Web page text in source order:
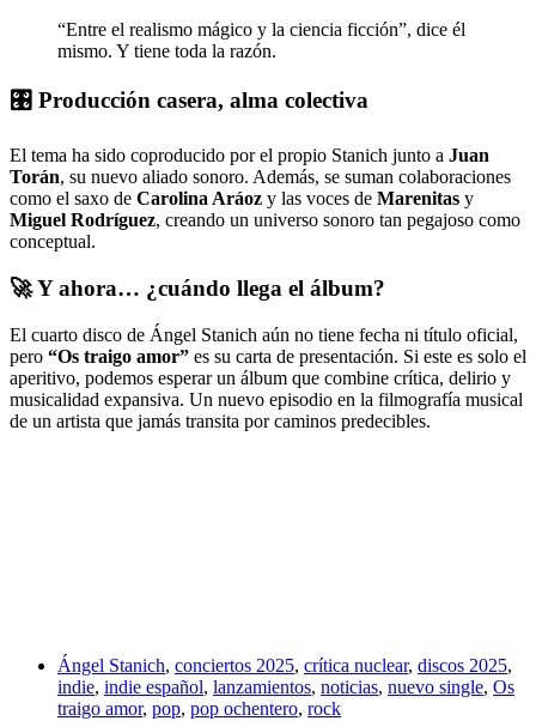
“Entre el realismo mágico y la ciencia ficción”, dice él
mismo. Y tiene toda la razón.
🎛️ Producción casera, alma colectiva
El tema ha sido coproducido por el propio Stanich junto a Juan
Torán, su nuevo aliado sonoro. Además, se suman colaboraciones
como el saxo de Carolina Aráoz y las voces de Marenitas y
Miguel Rodríguez, creando un universo sonoro tan pegajoso como
conceptual.
🚀 Y ahora… ¿cuándo llega el álbum?
El cuarto disco de Ángel Stanich aún no tiene fecha ni título oficial,
pero “Os traigo amor” es su carta de presentación. Si este es solo el
aperitivo, podemos esperar un álbum que combine crítica, delirio y
musicalidad expansiva. Un nuevo episodio en la filmografía musical
de un artista que jamás transita por caminos predecibles.
Ángel Stanich, conciertos 2025, crítica nuclear, discos 2025,
indie, indie español, lanzamientos, noticias, nuevo single, Os
traigo amor, pop, pop ochentero, rock